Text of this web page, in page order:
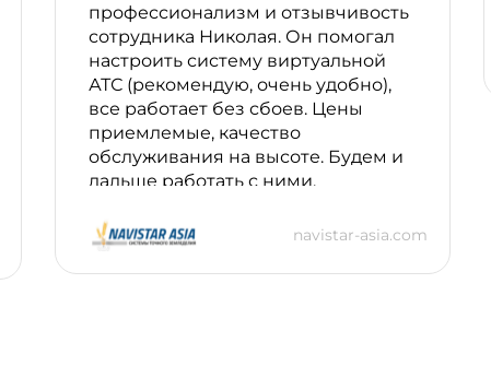
профессионализм и отзывчивость
сотрудника Николая. Он помогал
настроить систему виртуальной
АТС (рекомендую, очень удобно),
все работает без сбоев. Цены
приемлемые, качество
обслуживания на высоте. Будем и
дальше работать с ними.
navistar-asia.com